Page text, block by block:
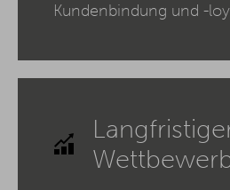
Kundenbindung und -